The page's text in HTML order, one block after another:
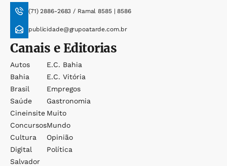
(71) 2886-2683 / Ramal 8585 | 8586
publicidade@grupoatarde.com.br
Canais e Editorias
Autos
Bahia
Brasil
Saúde
Cineinsite
Concursos
Cultura
Digital
Salvador
E.c. Bahia
E.c. Vitória
Empregos
Gastronomia
Muito
Mundo
Opinião
Política